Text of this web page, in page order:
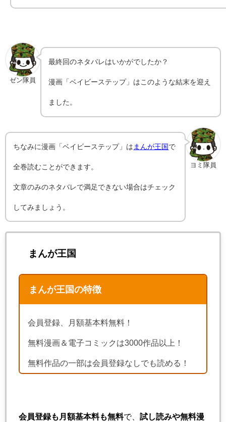
ゼン隊員
最終回のネタバレはいかがでしたか？
漫画「ベイビーステップ」はこのような結末を迎え
ました。
ヨミ隊員
ちなみに漫画「ベイビーステップ」は まんが王国 で
全巻読むことができます。
文章のみのネタバレで満足できない場合はチェック
してみましょう。
まんが王国
まんが王国の特徴
会員登録、月額基本料無料！
無料漫画＆電子コミックは3000作品以上！
無料作品の一部は会員登録なしでも読める！
会員登録も月額基本料も無料で、 試し読みや無料漫